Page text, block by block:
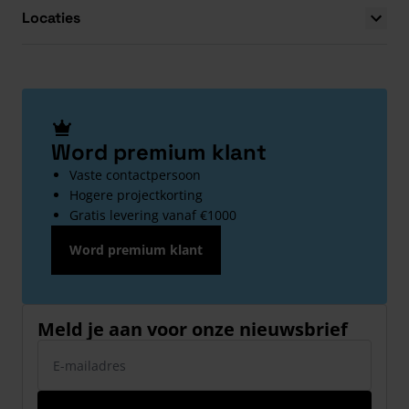
Locaties
Word premium klant
Vaste contactpersoon
Hogere projectkorting
Gratis levering vanaf €1000
Word premium klant
Meld je aan voor onze nieuwsbrief